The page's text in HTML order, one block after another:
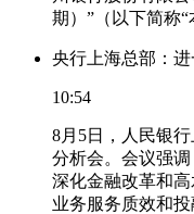
期）”（以下简称“
央行上海总部：
10:54
8月5日，人民银
分析会。会议强
深化金融改革和
业务服务质效和